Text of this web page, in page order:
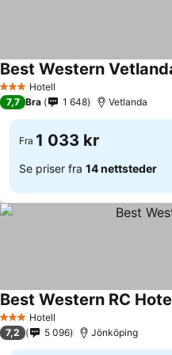
3 StjernerHotell
Best Western
7,7 Bra 1 648 Vetlanda
Fra 1 033 kr
Se priser fra 14 nettsteder
3 StjernerHotell
Best Western RC
7,2 5 096 Jönköping